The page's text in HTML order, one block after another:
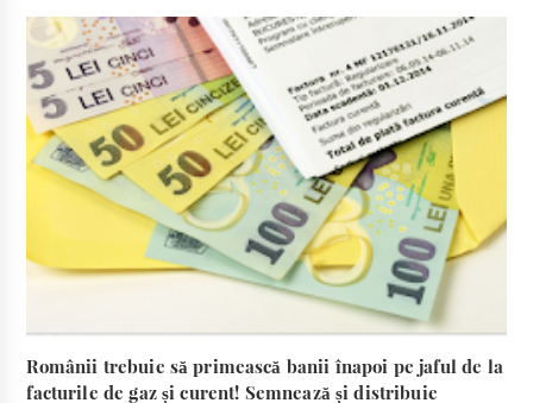
Românii trebuie să primească banii înapoi pe jaful de la
facturile de gaz și curent! Semnează și distribuie